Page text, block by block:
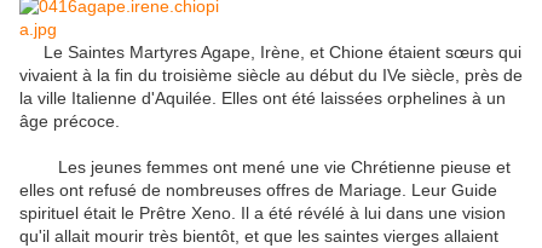
Le Saintes MartyresAgape Irène, et Chione étaient sœurs qui
vivaient à la fin du troisième siècle au début du IVe siècle près de
la ville Italienne d'Aquilée Elles ont été laissées orphelines à un
âge précoce
Les jeunes femmes ont mené une vie Chrétienne pieuse et
elles ont refusé de nombreuses offres de Mariage Leur Guide
spirituel était le Prêtre Xeno Il a été révélé à lui dans une vision
qu'il allait mourir très bientôt et que les saintes vierges allaient